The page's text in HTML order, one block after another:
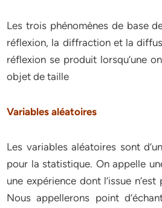
Les trois phénomènes de base
réflexion, la diffraction et la
réflexion se produit lorsqu’une
objet de taille
Variables aléatoires
Les variables aléatoires sont
pour la statistique. On appelle
une expérience dont l’issue n’est
Nous appellerons point